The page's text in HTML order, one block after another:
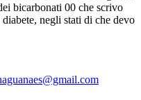
bicarbonati 00 che scrivo
negli stati di che devo